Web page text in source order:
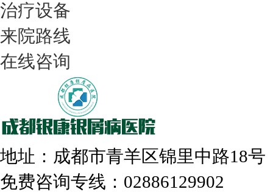
我们只治银屑病，我们在成都坐诊
308nm激光：银屑病治疗更高效
治疗设备
来院路线
在线咨询
地址：成都市青羊区锦里中路18
免费咨询专线：02886129902